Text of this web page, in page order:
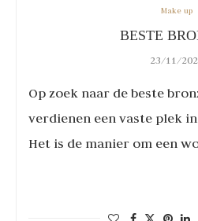
Make up
BESTE
23/11/
Op zoek naar de beste
verdienen een vaste plek
Het is de manier om een